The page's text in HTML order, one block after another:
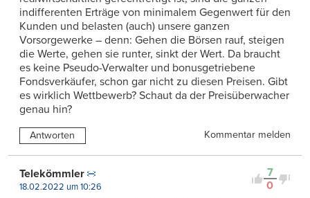
indifferenten Erträge von minimalem Gegenwert für den
Kunden und belasten (auch) unsere ganzen
Vorsorgewerke – denn: Gehen die Börsen rauf, steigen
die Werte, gehen sie runter, sinkt der Wert. Da braucht
es keine Pseudo-Verwalter und bonusgetriebene
Fondsverkäufer, schon gar nicht zu diesen Preisen. Gibt
es wirklich Wettbewerb? Schaut da der Preisüberwacher
genau hin?
Antworten Kommentar melden
7
0
Telekömmler
18.02.2022 um 10:26